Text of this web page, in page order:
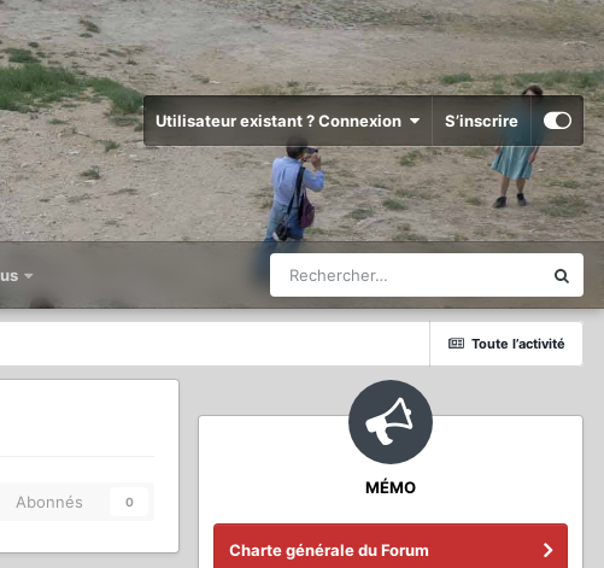
Utilisateur existant ? Connexion S’inscrire
Toute l’activité
Abonnés 0
MÉMO
Charte générale du Forum